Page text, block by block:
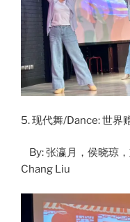
5. 现代舞/Dance: 世
By: 张瀛月，侯晓琼
Chang Liu